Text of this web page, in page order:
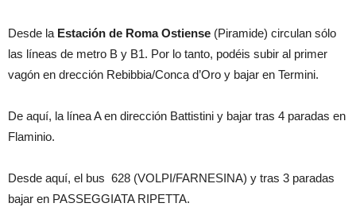
Desde la Estación de Roma Ostiense (Piramide) circulan sólo
las líneas de metro B y B1. Por lo tanto, podéis subir al primer
vagón en drección Rebibbia/Conca d’Oro y bajar en Termini.
De aquí, la línea A en dirección Battistini y bajar tras 4 paradas en
Flaminio.
Desde aquí, el bus 628 (VOLPI/FARNESINA) y tras 3 paradas
bajar en PASSEGGIATA RIPETTA.